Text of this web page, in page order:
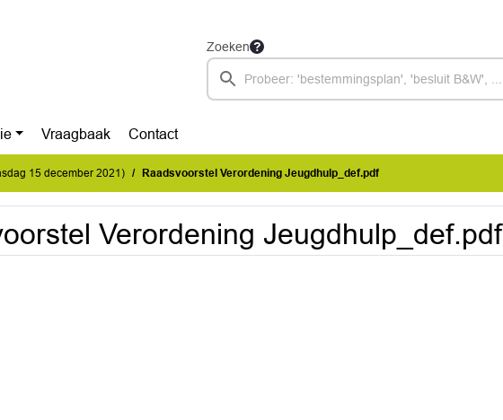
Zoeken
Vraagbaak Contact
15 december 2021) Raadsvoorstel Verordening Jeugdhulp_def.pdf
Verordening Jeugdhulp_def.pdf